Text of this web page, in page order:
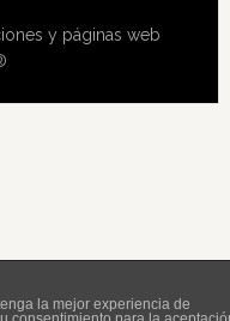
y páginas web
la mejor experiencia de